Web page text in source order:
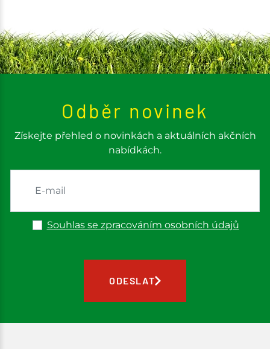
Odběr novinek
Získejte přehled o novinkách a aktuálních akčních
nabídkách.
Souhlas se zpracováním osobních údajů
ODESLAT